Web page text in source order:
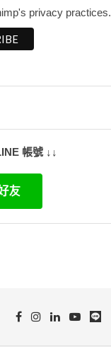
privacy practices.
帳號 ↓↓